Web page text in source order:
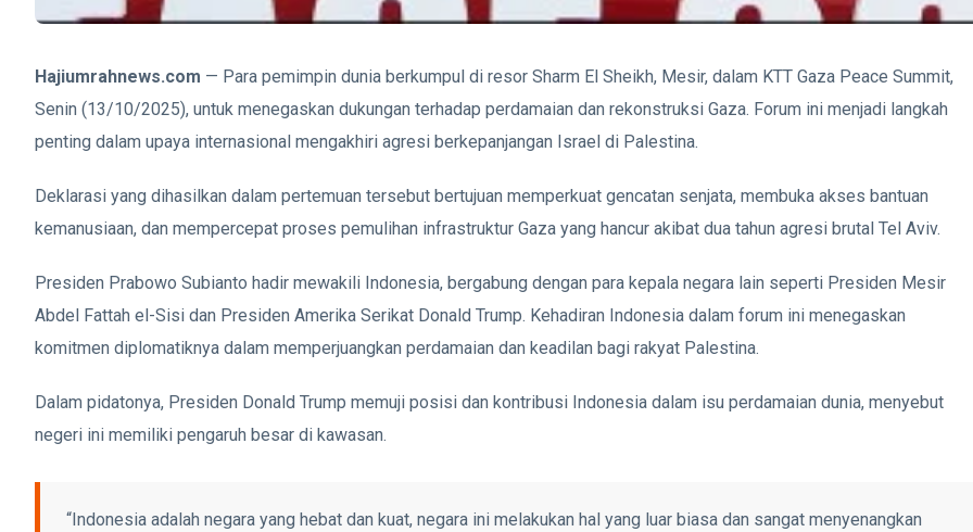
Hajiumrahnews.com — Para pemimpin dunia berkumpul di resor Sharm El Sheikh, Mesir, dalam KTT Gaza Peace Summit,
Senin (13/10/2025), untuk menegaskan dukungan terhadap perdamaian dan rekonstruksi Gaza. Forum ini menjadi langkah
penting dalam upaya internasional mengakhiri agresi berkepanjangan Israel di Palestina.
Deklarasi yang dihasilkan dalam pertemuan tersebut bertujuan memperkuat gencatan senjata, membuka akses bantuan
kemanusiaan, dan mempercepat proses pemulihan infrastruktur Gaza yang hancur akibat dua tahun agresi brutal Tel Aviv.
Presiden Prabowo Subianto hadir mewakili Indonesia, bergabung dengan para kepala negara lain seperti Presiden Mesir
Abdel Fattah el-Sisi dan Presiden Amerika Serikat Donald Trump. Kehadiran Indonesia dalam forum ini menegaskan
komitmen diplomatiknya dalam memperjuangkan perdamaian dan keadilan bagi rakyat Palestina.
Dalam pidatonya, Presiden Donald Trump memuji posisi dan kontribusi Indonesia dalam isu perdamaian dunia, menyebut
negeri ini memiliki pengaruh besar di kawasan.
“Indonesia adalah negara yang hebat dan kuat, negara ini melakukan hal yang luar biasa dan sangat menyenangkan